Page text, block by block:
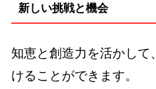
新しい挑戦と機会
知恵と創造力を活かして
けることができます。